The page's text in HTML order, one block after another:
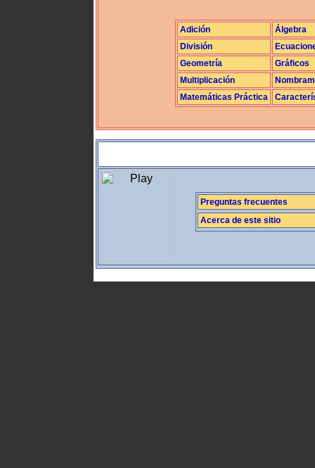
Adición
Álgebra
División
Geometría
Gráficos
Multiplicación
Matemáticas Práctica
Preguntas frecuentes
Acerca de este sitio